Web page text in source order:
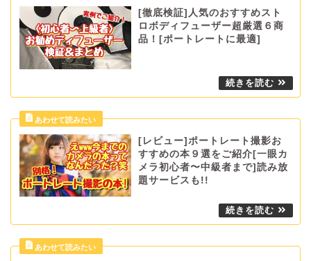
[徹底検証]人気のおすすめスト
ロボディフューザー超厳選６商
品！[ポートレートに最適]
[レビュー]ポートレート撮影お
すすめの本９選をご紹介[一眼カ
メラ初心者〜中級者まで]読み放
題サービスも!!